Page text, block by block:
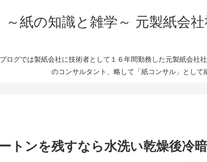
～紙の知識と雑学～ 元製紙会
ログでは製紙会社に技術者として１６年間勤務した元製紙会
のコンサルタント、略して「紙コンサル」として
トンを残すなら水洗い乾燥後冷